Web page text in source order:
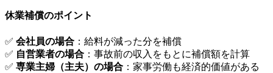
休業補償のポイント
✅ 会社員の場合 ：給料が減った分を補償
✅ 自営業者の場合 ：事故前の収入をもとに補償額を計算
✅ 専業主婦（主夫）の場合 ：家事労働も経済的価値がある